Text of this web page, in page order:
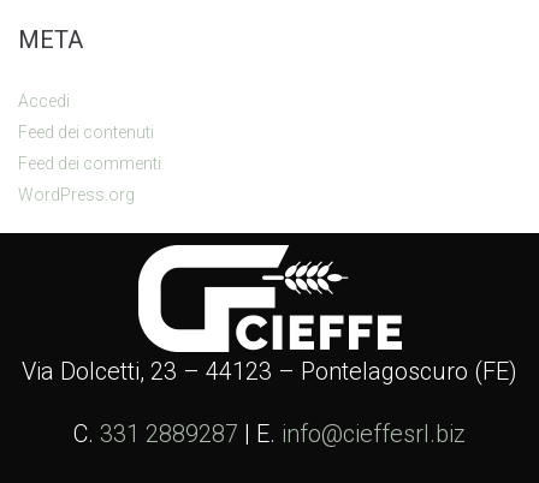
META
Accedi
Feed dei contenuti
Feed dei commenti
WordPress.org
Via Dolcetti, 23 – 44123 – Pontelagoscuro (FE)
C. 331 2889287 | E. info@cieffesrl.biz